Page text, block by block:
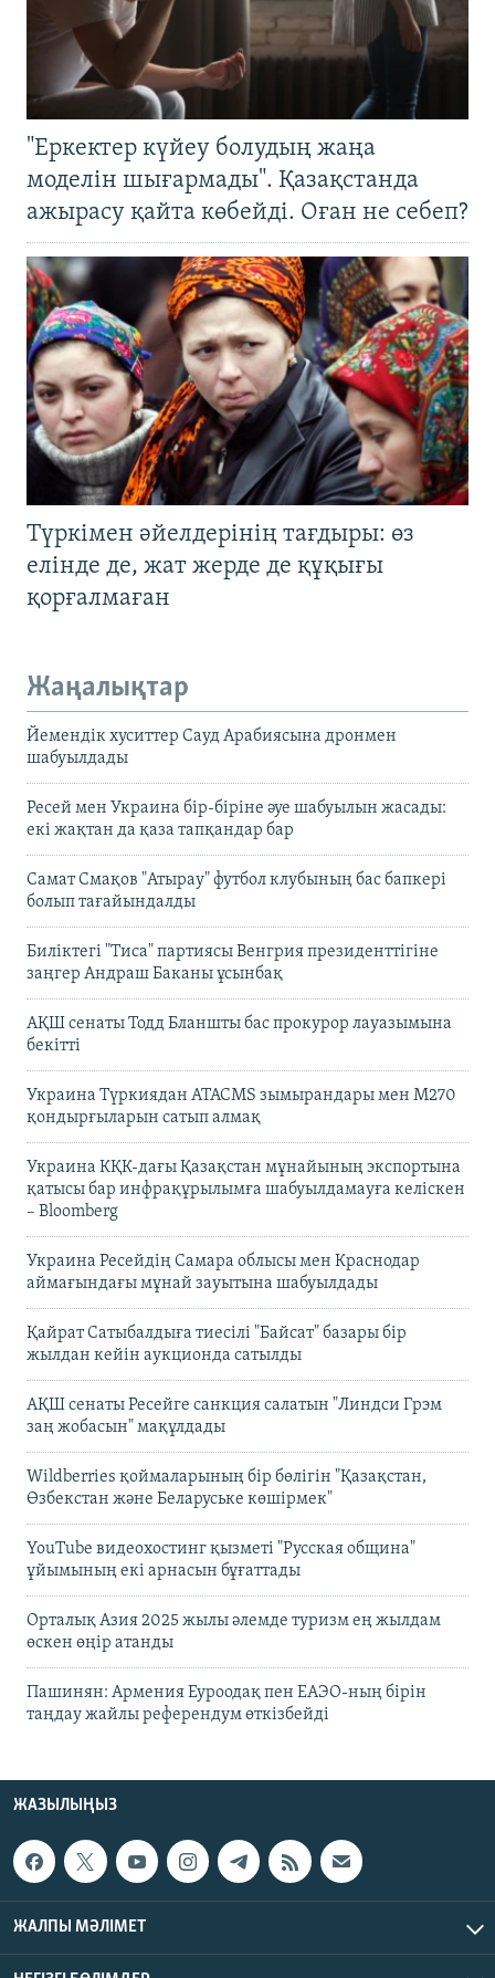
"Еркектер күйеу болудың жаңа
моделін шығармады". Қазақстанда
ажырасу қайта көбейді. Оған не себеп?
Түркімен әйелдерінің тағдыры: өз
елінде де, жат жерде де құқығы
қорғалмаған
Жаңалықтар
Йемендік хуситтер Сауд Арабиясына дронмен
шабуылдады
Ресей мен Украина бір-біріне әуе шабуылын жасады:
екі жақтан да қаза тапқандар бар
Самат Смақов "Атырау" футбол клубының бас бапкері
болып тағайындалды
Биліктегі "Тиса" партиясы Венгрия президенттігіне
заңгер Андраш Баканы ұсынбақ
АҚШ сенаты Тодд Бланшты бас прокурор лауазымына
бекітті
Украина Түркиядан ATACMS зымырандары мен M270
қондырғыларын сатып алмақ
Украина КҚК-дағы Қазақстан мұнайының экспортына
қатысы бар инфрақұрылымға шабуылдамауға келіскен
– Bloomberg
Украина Ресейдің Самара облысы мен Краснодар
аймағындағы мұнай зауытына шабуылдады
Қайрат Сатыбалдыға тиесілі "Байсат" базары бір
жылдан кейін аукционда сатылды
АҚШ сенаты Ресейге санкция салатын "Линдси Грэм
заң жобасын" мақұлдады
Wildberries қоймаларының бір бөлігін "Қазақстан,
Өзбекстан және Беларуське көшірмек"
YouTube видеохостинг қызметі "Русская община"
ұйымының екі арнасын бұғаттады
Орталық Азия 2025 жылы әлемде туризм ең жылдам
өскен өңір атанды
Пашинян: Армения Еуроодақ пен ЕАЭО-ның бірін
таңдау жайлы референдум өткізбейді
ЖАЗЫЛЫҢЫЗ
ЖАЛПЫ МӘЛІМЕТ